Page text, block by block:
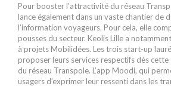
Pour booster l’attractivité du réseau
lance également dans un vaste chantier de
l’information voyageurs. Pour cela, elle
pousses du secteur. Keolis Lille a
à projets Mobilidées. Les trois start-up
proposer leurs services respectifs dès cette
du réseau Transpole. L’app Moodi, qui
usagers d’exprimer leur ressenti dans les